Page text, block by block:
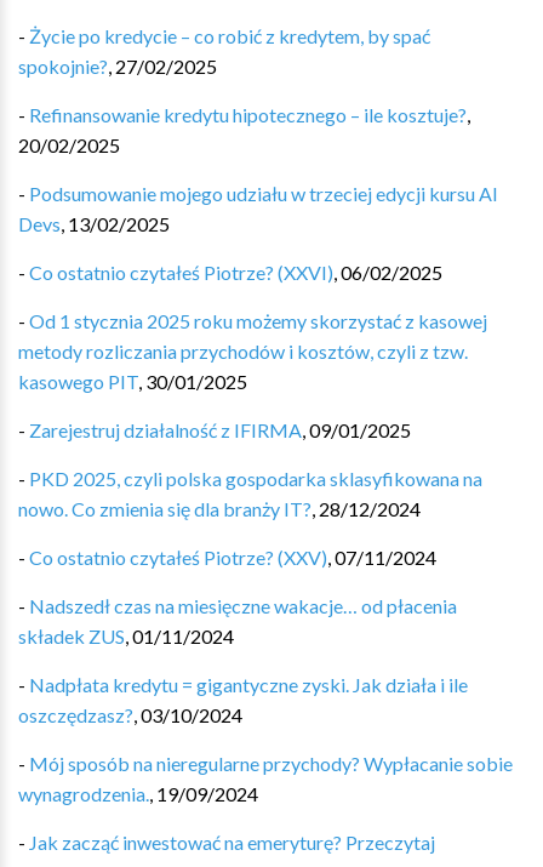
- Życie po kredycie – co robić z kredytem, by spać
spokojnie?, 27/02/2025
- Refinansowanie kredytu hipotecznego – ile kosztuje?,
20/02/2025
- Podsumowanie mojego udziału w trzeciej edycji kursu AI
Devs, 13/02/2025
- Co ostatnio czytałeś Piotrze? (XXVI),06/02/2025
- Od 1 stycznia 2025 roku możemy skorzystać z kasowej
metody rozliczania przychodów i kosztów, czyli z tzw.
kasowego PIT, 30/01/2025
- Zarejestruj działalność z IFIRMA,09/01/2025
- PKD 2025, czyli polska gospodarka sklasyfikowana na
nowo. Co zmienia się dla branży IT?, 28/12/2024
- Co ostatnio czytałeś Piotrze? (XXV),07/11/2024
- Nadszedł czas na miesięczne wakacje… od płacenia
składek ZUS,01/11/2024
- Nadpłata kredytu = gigantyczne zyski. Jak działa i ile
oszczędzasz?,03/10/2024
- Mój sposób na nieregularne przychody? Wypłacanie sobie
wynagrodzenia., 19/09/2024
- Jak zacząć inwestować na emeryturę? Przeczytaj